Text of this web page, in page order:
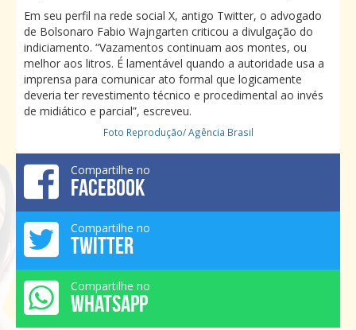
Em seu perfil na rede social X, antigo Twitter, o advogado
de Bolsonaro Fabio Wajngarten criticou a divulgação do
indiciamento. “Vazamentos continuam aos montes, ou
melhor aos litros. É lamentável quando a autoridade usa a
imprensa para comunicar ato formal que logicamente
deveria ter revestimento técnico e procedimental ao invés
de midiático e parcial”, escreveu.
Foto Reprodução/ Agência Brasil
Compartilhe no
FACEBOOK
Compartilhe no
TWITTER
Compartilhe no
WHATSAPP